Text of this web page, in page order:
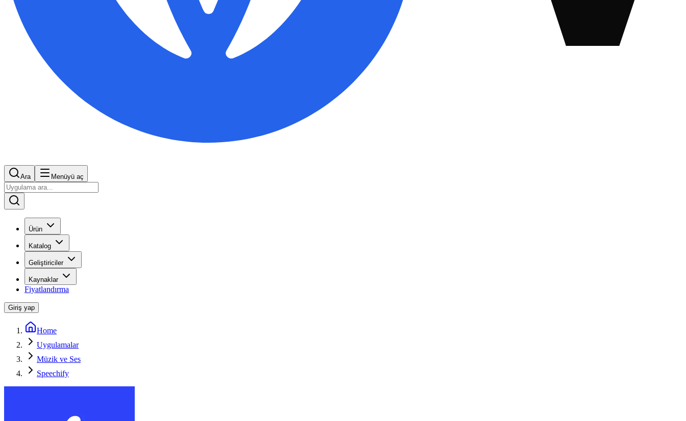
Ara Menüyü aç
Ürün
Katalog
Geliştiriciler
Kaynaklar
Fiyatlandırma
Giriş yap
Home
Uygulamalar
Müzik ve Ses
Speechify